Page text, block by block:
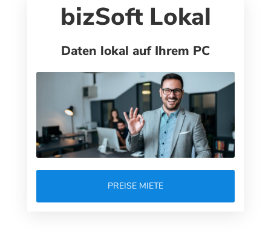
bizSoft Lokal
Daten lokal auf Ihrem PC
PREISE MIETE